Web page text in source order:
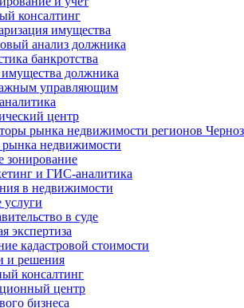
консалтинг
имущества
анализ должника
банкротства
должника
управляющим
центр
рынка недвижимости регионов
недвижимости
зонирование
и ГИС-аналитика
в недвижимости
в суде
экспертиза
кадастровой стоимости
и решения
консалтинг
центр
бизнеса